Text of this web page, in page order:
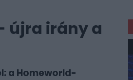
újra irány a
a Homeworld-